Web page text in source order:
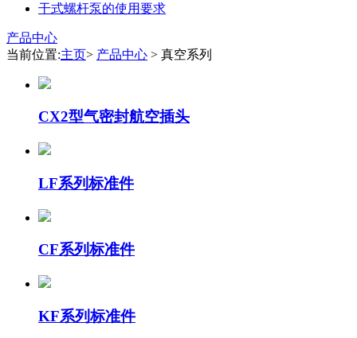
干式螺杆泵的使用要求
产品中心
当前位置:主页> 产品中心 > 真空系列
CX2型气密封航空插头
LF系列标准件
CF系列标准件
KF系列标准件